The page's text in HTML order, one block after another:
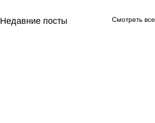
Недавние посты Смотреть все